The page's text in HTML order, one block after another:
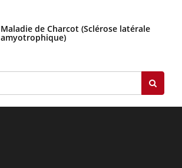
Maladie de Charcot (Sclérose latérale
amyotrophique)